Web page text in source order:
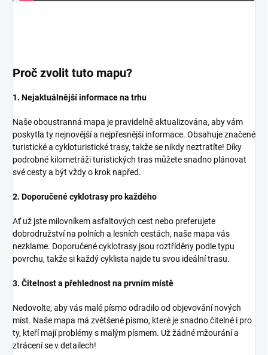
Proč zvolit tuto mapu?
1. Nejaktuálnější informace na trhu
Naše oboustranná mapa je pravidelně aktualizována, aby vám
poskytla ty nejnovější a nejpřesnější informace. Obsahuje značené
turistické a cykloturistické trasy, takže se nikdy neztratíte! Díky
podrobné kilometráži turistických tras můžete snadno plánovat
své cesty a být vždy o krok napřed.
2. Doporučené cyklotrasy pro každého
Ať už jste milovníkem asfaltových cest nebo preferujete
dobrodružství na polních a lesních cestách, naše mapa vás
nezklame. Doporučené cyklotrasy jsou roztříděny podle typu
povrchu, takže si každý cyklista najde tu svou ideální trasu.
3. Čitelnost a přehlednost na prvním místě
Nedovolte, aby vás malé písmo odradilo od objevování nových
míst. Naše mapa má zvětšené písmo, které je snadno čitelné i pro
ty, kteří mají problémy s malým písmem. Už žádné mžourání a
ztrácení se v detailech!